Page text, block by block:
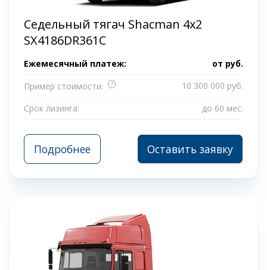
Седельный тягач Shacman 4х2
SX4186DR361C
Ежемесячный платеж: от руб.
Пример стоимости:
?
10 300 000 руб.
Срок лизинга:
до 60 мес.
Подробнее Оставить заявку